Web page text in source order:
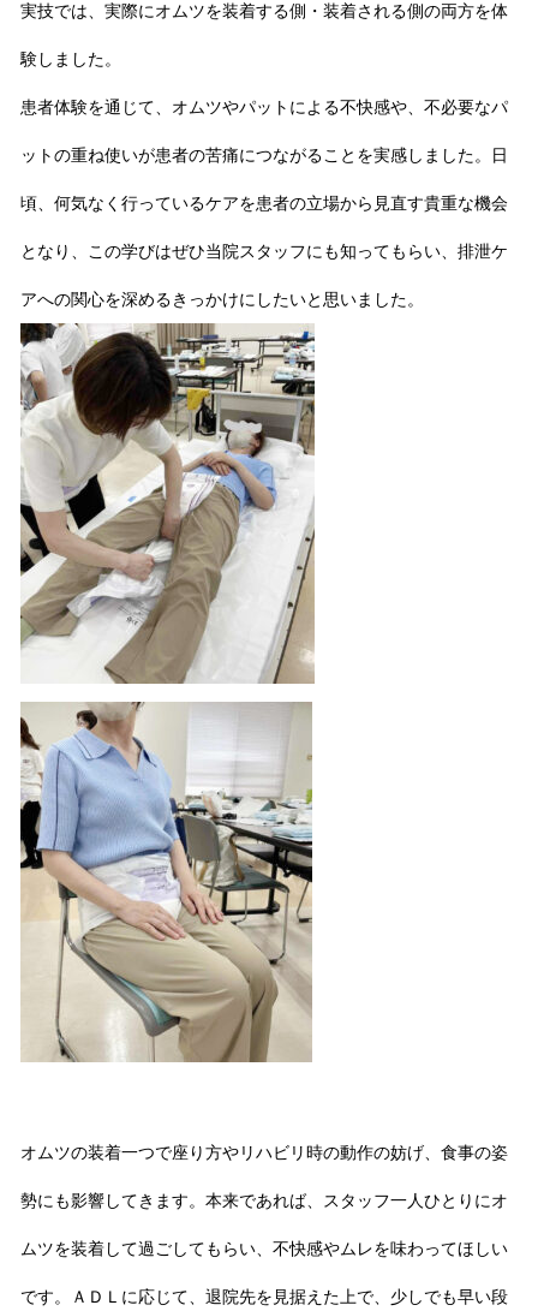
実技では、実際にオムツを装着する側・装着される側の両方を体
験しました。
患者体験を通じて、オムツやパットによる不快感や、不必要なパ
ットの重ね使いが患者の苦痛につながることを実感しました。日
頃、何気なく行っているケアを患者の立場から見直す貴重な機会
となり、この学びはぜひ当院スタッフにも知ってもらい、排泄ケ
アへの関心を深めるきっかけにしたいと思いました。
オムツの装着一つで座り方やリハビリ時の動作の妨げ、食事の姿
勢にも影響してきます。本来であれば、スタッフ一人ひとりにオ
ムツを装着して過ごしてもらい、不快感やムレを味わってほしい
です。ＡＤＬに応じて、退院先を見据えた上で、少しでも早い段